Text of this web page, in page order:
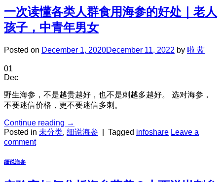
一次读懂各类人群食用海参的好处｜老人
孩子，中青年男女
Posted on December 1, 2020December 11, 2022 by 啦 蓝
01
Dec
野生海参，不是越贵越好，也不是刺越多越好。 选对海参，
不要迷信价格，更不要迷信多刺。
Continue reading →
Posted in 未分类, 细说海参 Tagged infoshare Leave a
comment
细说海参